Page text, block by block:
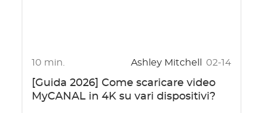
10 min. Ashley Mitchell 02-14
[Guida 2026] Come scaricare video
MyCANAL in 4K su vari dispositivi?